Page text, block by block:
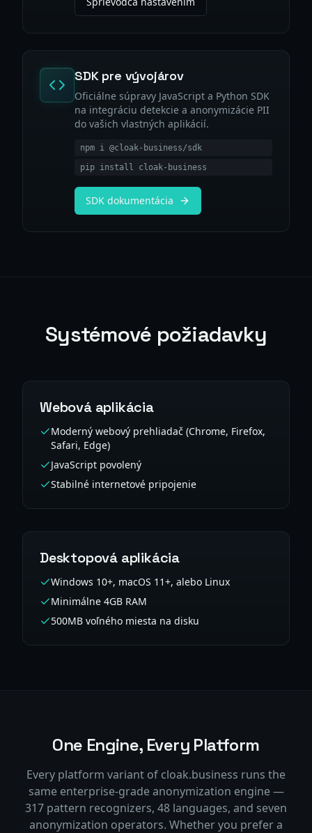
SDK pre vývojárov
Oficiálne súpravy JavaScript a Python SDK
na integráciu detekcie a anonymizácie PII
do vašich vlastných aplikácií.
npm i @cloak-business/sdk
pip install cloak-business
SDK dokumentácia
Systémové požiadavky
Webová aplikácia
Moderný webový prehliadač (Chrome, Firefox,
Safari, Edge)
JavaScript povolený
Stabilné internetové pripojenie
Desktopová aplikácia
Windows 10+, macOS 11+, alebo Linux
Minimálne 4GB RAM
500MB voľného miesta na disku
One Engine, Every Platform
Every platform variant of cloak.business runs the
same enterprise-grade anonymization engine —
317 pattern recognizers, 48 languages, and seven
anonymization operators. Whether you prefer a